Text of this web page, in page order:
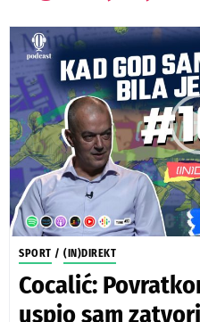
SPORT / (IN)DIREKT
Cocalić:
uspio sam